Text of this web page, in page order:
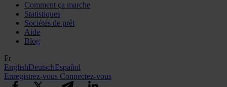
Comment ça marche
Statistiques
Sociétés de prêt
Aide
Blog
Fr
EnglishDeutschEspañol
Enregistrez-vous Connectez-vous